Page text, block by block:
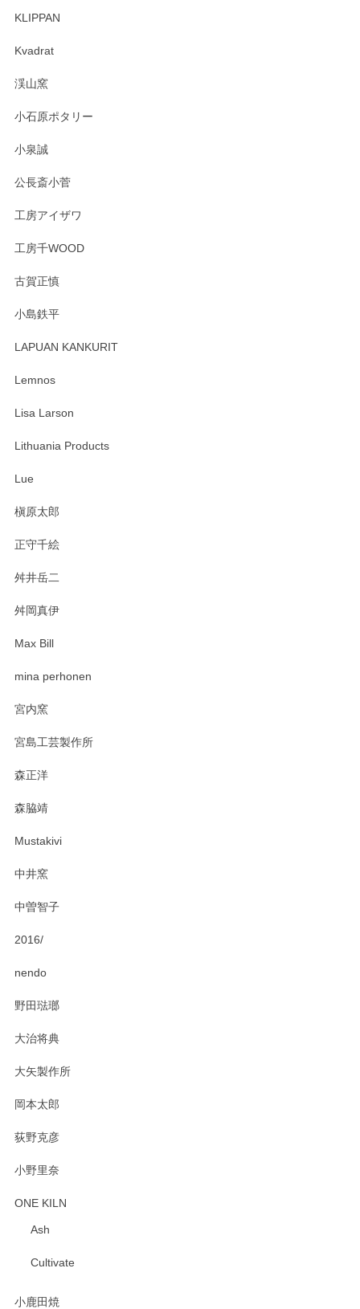
淡いグリーンのカラーがとても可愛いです❤️ ありがとうござ
す。 素敵な湯呑みでとても気に入りました。 発送も早く、
たm(_)m
います。無事に届いたようで安心いたしまし
おかけしました。 ありがとうございます。
KLIPPAN
Kvadrat
渓山窯
小石原ポタリー
小泉誠
公長斎小菅
工房アイザワ
工房千WOOD
古賀正慎
小島鉄平
LAPUAN KANKURIT
Lemnos
Lisa Larson
Lithuania Products
Lue
槇原太郎
正守千絵
舛井岳二
舛岡真伊
Max Bill
mina perhonen
宮内窯
宮島工芸製作所
森正洋
森脇靖
Mustakivi
中井窯
中曽智子
2016/
nendo
野田琺瑯
大治将典
大矢製作所
岡本太郎
荻野克彦
小野里奈
ONE KILN
Ash
Cultivate
小鹿田焼